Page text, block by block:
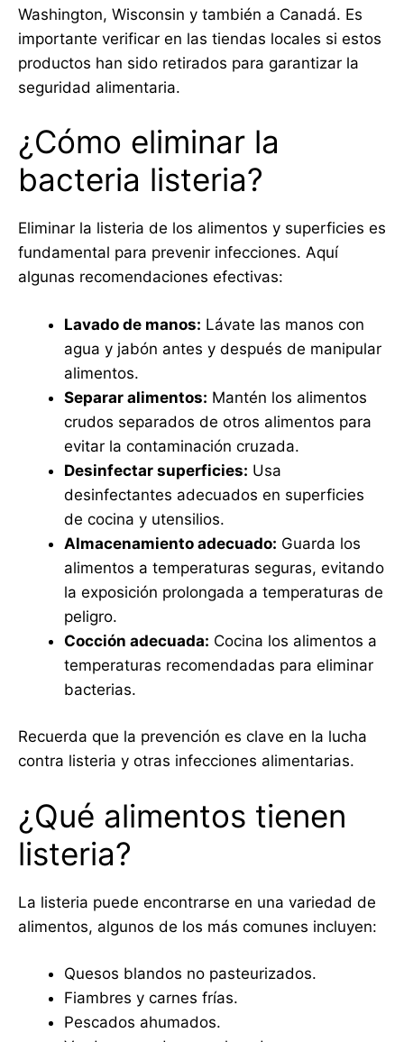
Washington, Wisconsin y también a Canadá. Es
importante verificar en las tiendas locales si estos
productos han sido retirados para garantizar la
seguridad alimentaria.
¿Cómo eliminar la
bacteria listeria?
Eliminar la listeria de los alimentos y superficies es
fundamental para prevenir infecciones. Aquí
algunas recomendaciones efectivas:
Lavado de manos: Lávate las manos con
agua y jabón antes y después de manipular
alimentos.
Separar alimentos: Mantén los alimentos
crudos separados de otros alimentos para
evitar la contaminación cruzada.
Desinfectar superficies: Usa
desinfectantes adecuados en superficies
de cocina y utensilios.
Almacenamiento adecuado: Guarda los
alimentos a temperaturas seguras, evitando
la exposición prolongada a temperaturas de
peligro.
Cocción adecuada: Cocina los alimentos a
temperaturas recomendadas para eliminar
bacterias.
Recuerda que la prevención es clave en la lucha
contra listeria y otras infecciones alimentarias.
¿Qué alimentos tienen
listeria?
La listeria puede encontrarse en una variedad de
alimentos, algunos de los más comunes incluyen:
Quesos blandos no pasteurizados.
Fiambres y carnes frías.
Pescados ahumados.